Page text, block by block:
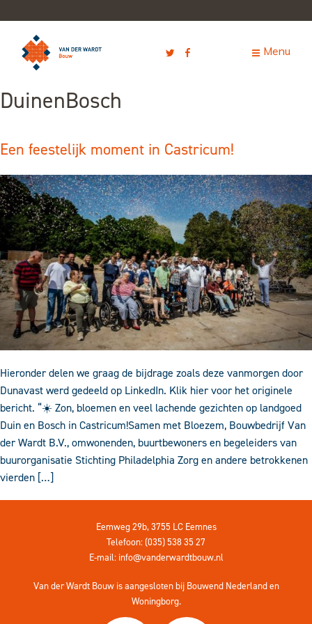
DuinenBosch
Een feestelijk moment in Castricum!
Hieronder delen we graag de bijdrage zoals deze vanmorgen door
Dunavast werd gedeeld op LinkedIn. Klik hier voor het originele
bericht. “☀️ Zon, bloemen en veel lachende gezichten op landgoed
Duin en Bosch in Castricum!Samen met Bloezem, Bouwbedrijf Van
der Wardt B.V., omwonenden, buurtbewoners en begeleiders van
buurorganisatie Stichting Philadelphia Zorg en andere betrokkenen
vierden […]
Eemweg 29b, 3755 LC Eemnes
Telefoon: (035) 538 35 27
E-mail: info@vanderwardtbouw.nl
Van der Wardt Bouw is aangesloten bij Bouwend Nederlanden
Woningborg.